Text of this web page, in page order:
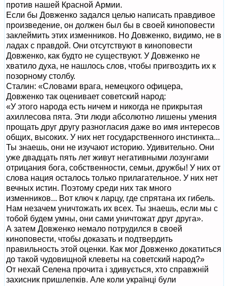
против нашей Красной Армии.
Если бы Довженко задался целью написать правдивое
произведение, он должен был бы в своей киноповести
заклеймить этих изменников. Но Довженко, видимо, не в
ладах с правдой. Они отсутствуют в киноповести
Довженко, как будто не существуют. У Довженко не
хватило духа, не нашлось слов, чтобы пригвоздить их к
позорному столбу.
Сталин: «Словами врага, немецкого офицера,
Довженко так оценивает советский народ:
«У этого народа есть ничем и никогда не прикрытая
ахиллесова пята. Эти люди абсолютно лишены умения
прощать друг другу разногласия даже во имя интересов
общих, высоких. У них нет государственного инстинкта...
Ты знаешь, они не изучают историю. Удивительно. Они
уже двадцать пять лет живут негативными лозунгами
отрицания бога, собственности, семьи, дружбы! У них от
слова нация осталось только прилагательное. У них нет
вечных истин. Поэтому среди них так много
изменников... Вот ключ к ларцу, где спрятана их гибель.
Нам незачем уничтожать их всех. Ты знаешь, если мы с
тобой будем умны, они сами уничтожат друг друга».
А затем Довженко немало потрудился в своей
киноповести, чтобы доказать и подтвердить
правильность этой оценки. Как мог Довженко докатиться
до такой чудовищной клеветы на советский народ?»
От нехай Селена прочита і здивується, хто справжній
захисник пришлепків. Але коли українці були